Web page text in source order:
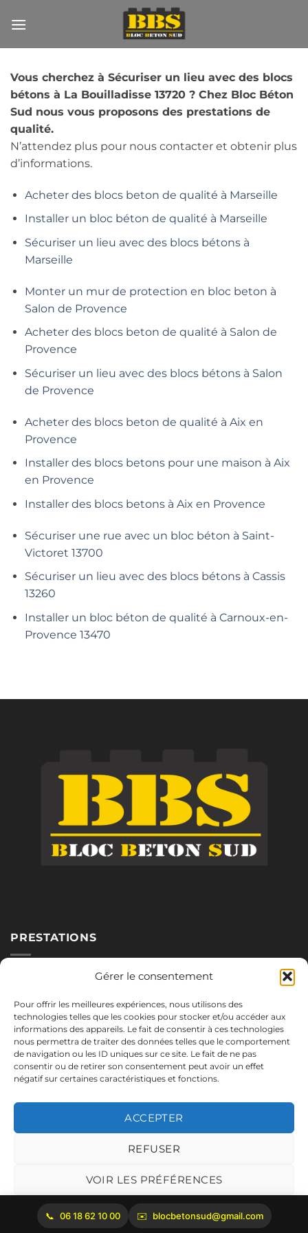
Gérer le consentement
Pour offrir les meilleures expériences, nous utilisons des
technologies telles que les cookies pour stocker et/ou accéder aux
informations des appareils. Le fait de consentir à ces technologies
nous permettra de traiter des données telles que le comportement
de navigation ou les ID uniques sur ce site. Le fait de ne pas
consentir ou de retirer son consentement peut avoir un effet
négatif sur certaines caractéristiques et fonctions.
ACCEPTER
REFUSER
VOIR LES PRÉFÉRENCES
Politique de cookies
au
Vous cherchez à Sécuriser un lieu avec des blocs
bétons à La Bouilladisse 13720 ? Chez Bloc Béton
Sud nous vous proposons des prestations de
qualité.
N’attendez plus pour nous contacter et obtenir plus
d’informations.
Acheter des blocs beton de qualité à Marseille
Installer un bloc béton de qualité à Marseille
Sécuriser un lieu avec des blocs bétons à
Marseille
Monter un mur de protection en bloc beton à
Salon de Provence
Acheter des blocs beton de qualité à Salon de
Provence
Sécuriser un lieu avec des blocs bétons à Salon
de Provence
Acheter des blocs beton de qualité à Aix en
Provence
Installer des blocs betons pour une maison à Aix
en Provence
Installer des blocs betons à Aix en Provence
Sécuriser une rue avec un bloc béton à Saint-
Victoret 13700
Sécuriser un lieu avec des blocs bétons à Cassis
13260
Installer un bloc béton de qualité à Carnoux-en-
Provence 13470
PRESTATIONS
Réalisations
NOUS CONTACTER
blocbetonsud@gmail.com
2645 Route de Cadenet
Copyright 2026 ©Bloc Béton Sud
06 18 62 10 00 blocbetonsud@gmail.com